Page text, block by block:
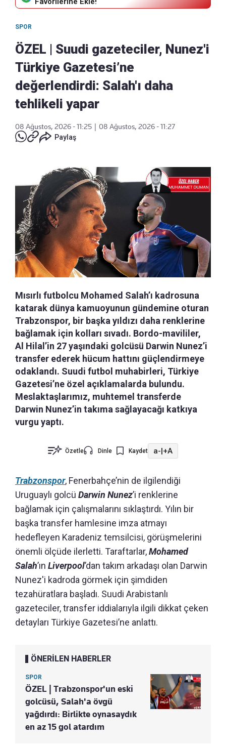
SPOR
ÖZEL | Suudi gazeteciler, Nunez'i
Türkiye Gazetesi’ne
değerlendirdi: Salah'ı daha
tehlikeli yapar
08 Ağustos, 2026 - 11:25
08 Ağustos, 2026 - 11:27
Paylaş
Mısırlı futbolcu Mohamed Salah’ı kadrosuna
katarak dünya kamuoyunun gündemine oturan
Trabzonspor, bir başka yıldızı daha renklerine
bağlamak için kolları sıvadı. Bordo-mavililer,
Al Hilal’in 27 yaşındaki golcüsü Darwin Nunez’i
transfer ederek hücum hattını güçlendirmeye
odaklandı. Suudi futbol muhabirleri, Türkiye
Gazetesi’ne özel açıklamalarda bulundu.
Meslaktaşlarımız, muhtemel transferde
Darwin Nunez’in takıma sağlayacağı katkıya
vurgu yaptı.
Özetle Dinle Kaydet a-|+A
Trabzonspor, Fenerbahçe’nin de ilgilendiği
Uruguaylı golcü Darwin Nunez’i renklerine
bağlamak için çalışmalarını sıklaştırdı. Yılın bir
başka transfer hamlesine imza atmayı
hedefleyen Karadeniz temsilcisi, görüşmelerini
önemli ölçüde ilerletti. Taraftarlar,Mohamed
Salah’ın Liverpool’dan takım arkadaşı olan Darwin
Nunez'i kadroda görmek için şimdiden
tezahüratlara başladı. Suudi Arabistanlı
gazeteciler, transfer iddialarıyla ilgili dikkat çeken
detayları Türkiye Gazetesi’ne anlattı.
ÖNERİLEN HABERLER
SPOR
ÖZEL | Trabzonspor'un eski
golcüsü, Salah'a övgü
yağdırdı: Birlikte oynasaydık
en az 15 gol atardım